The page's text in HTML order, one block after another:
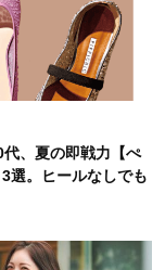
てちゃいかんか？」
想の老後”の呪縛
は”ひと拭き”習
じゃあ底上げ運
やっと“仕事以外の
、夏の即戦力【ぺ
選。ヒールなしでも